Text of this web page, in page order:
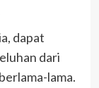
dapat
dari
lama.